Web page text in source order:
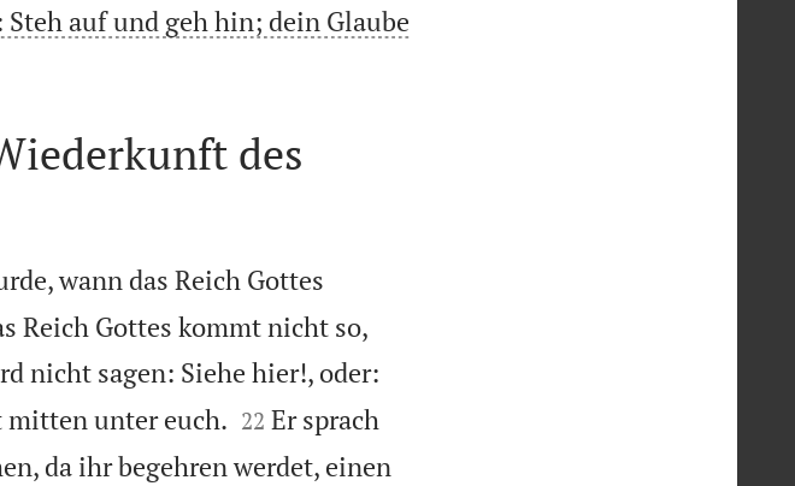
auf und geh hin; dein Glaube
des
wann das Reich Gottes
Reich Gottes kommt nicht so,
nicht sagen: Siehe hier!, oder:
mitten unter euch.
22 Er sprach
da ihr begehren werdet, einen